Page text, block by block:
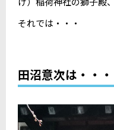
それでは・・・
田沼意次は・・・